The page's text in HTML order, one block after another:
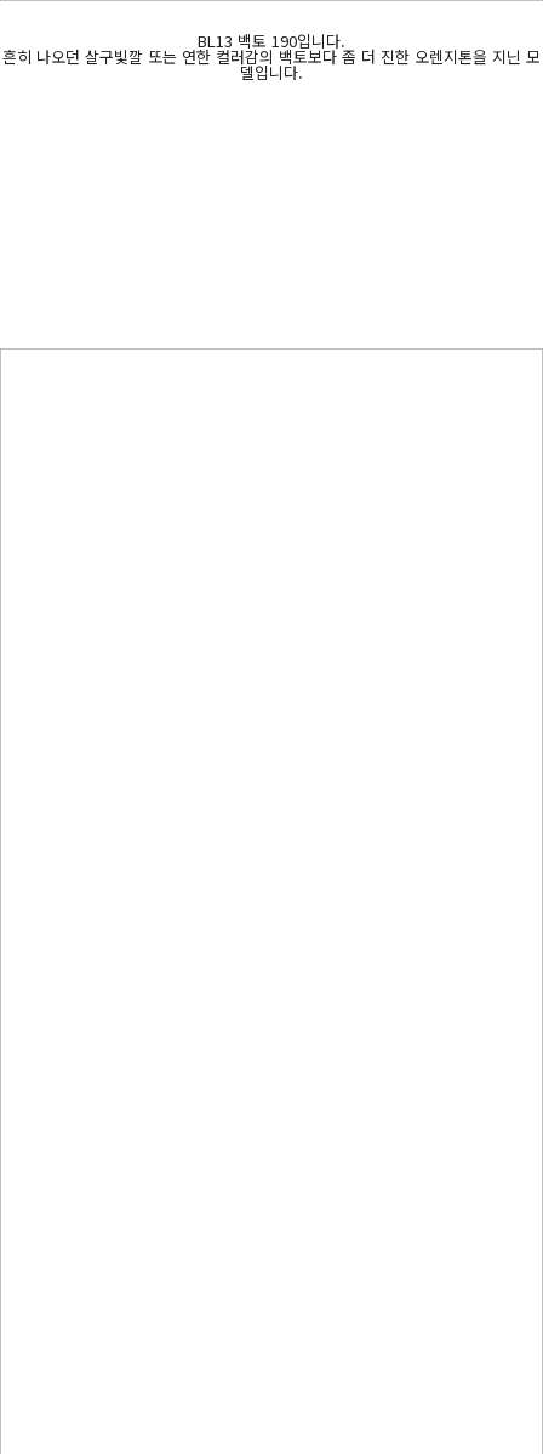
BL13 백토 190입니다.
흔히 나오던 살구빛깔 또는 연한 컬러감의 백토보다 좀 더 진한 오렌지톤을 지닌 모
델입니다.